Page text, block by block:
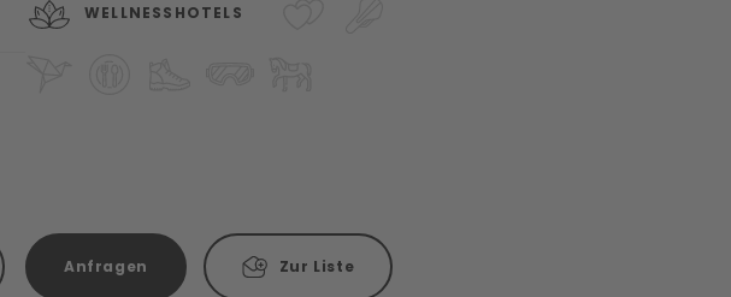
WELLNESSHOTELS
Anfragen Zur Liste